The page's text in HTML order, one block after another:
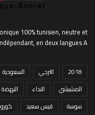
100% tunisien, neutre et
en deux langues A
2018 الترجي السعودية
المشيشي
النداء النهضة
سوسة
قيس سعيد